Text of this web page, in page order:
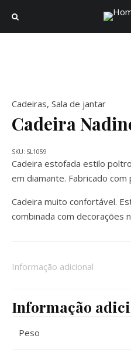
Cadeiras, Sala de jantar
Cadeira
Cadeira estofada estilo
em diamante. Fabricado
Cadeira muito confortável.
combinada com decorações
SKU: SL1059
Informação adicional
Informação
Peso